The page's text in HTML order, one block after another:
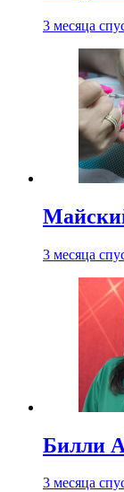
3 месяца
3 месяца
Билли
3 месяца